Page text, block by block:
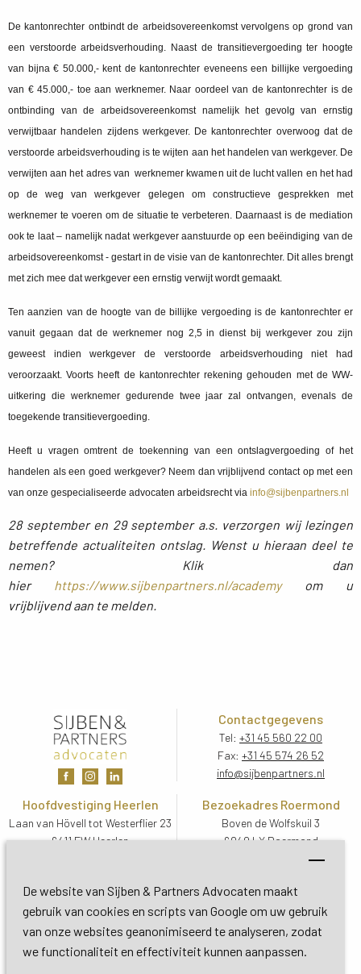
De website van Sijben & Partners Advocaten maakt
gebruik van cookies en scripts van Google om uw gebruik
van onze websites geanonimiseerd te analyseren, zodat
we functionaliteit en effectiviteit kunnen aanpassen.
De kantonrechter ontbindt de arbeidsovereenkomst vervolgens op grond van
een verstoorde arbeidsverhouding. Naast de transitievergoeding ter hoogte
van bijna € 50.000,- kent de kantonrechter eveneens een billijke vergoeding
van € 45.000,- toe aan werknemer. Naar oordeel van de kantonrechter is de
ontbinding van de arbeidsovereenkomst namelijk het gevolg van ernstig
verwijtbaar handelen zijdens werkgever. De kantonrechter overwoog dat de
verstoorde arbeidsverhouding is te wijten aan het handelen van werkgever. De
verwijten aan het adres van werknemer kwamen uit de lucht vallen en het had
op de weg van werkgever gelegen om constructieve gesprekken met
werknemer te voeren om de situatie te verbeteren. Daarnaast is de mediation
ook te laat – namelijk nadat werkgever aanstuurde op een beëindiging van de
arbeidsovereenkomst - gestart in de visie van de kantonrechter. Dit alles brengt
met zich mee dat werkgever een ernstig verwijt wordt gemaakt.
Ten aanzien van de hoogte van de billijke vergoeding is de kantonrechter er
vanuit gegaan dat de werknemer nog 2,5 in dienst bij werkgever zou zijn
geweest indien werkgever de verstoorde arbeidsverhouding niet had
veroorzaakt. Voorts heeft de kantonrechter rekening gehouden met de WW-
uitkering die werknemer gedurende twee jaar zal ontvangen, evenals de
toegekende transitievergoeding.
Heeft u vragen omtrent de toekenning van een ontslagvergoeding of het
handelen als een goed werkgever? Neem dan vrijblijvend contact op met een
van onze gespecialiseerde advocaten arbeidsrecht via info@sijbenpartners.nl
28 september en 29 september a.s. verzorgen wij lezingen
betreffende actualiteiten ontslag. Wenst u hieraan deel te
nemen? Klik dan
hier https://www.sijbenpartners.nl/academyom u
vrijblijvend aan te melden.
Contactgegevens
Tel: +31 45 560 22 00
Fax: +31 45 574 26 52
info@sijbenpartners.nl
Hoofdvestiging Heerlen
Laan van Hövell tot Westerflier 23
6411 EW Heerlen
Bezoekadres Roermond
Boven de Wolfskuil 3
6049 LX Roermond
Routebeschrijving
Bezoekadres De Bilt
Soestdijkseweg Zuid 13
3732 HC De Bilt (Utrecht)